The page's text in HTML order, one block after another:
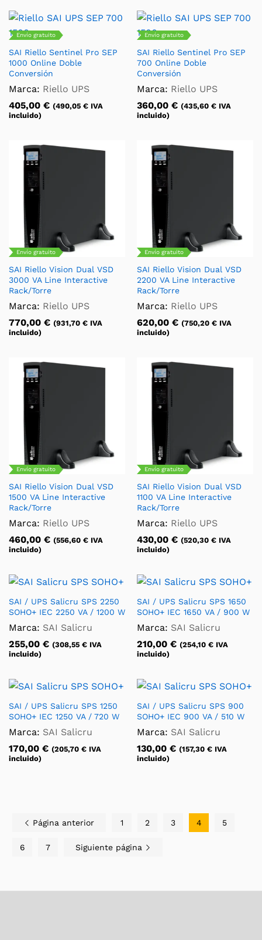
Envío gratuito
SAI Riello Sentinel Pro SEP
1000 Online Doble
Conversión
Marca: Riello UPS
405,00 € (490,05 € IVA
incluido)
Envío gratuito
SAI Riello Sentinel Pro SEP
700 Online Doble
Conversión
Marca: Riello UPS
360,00 € (435,60 € IVA
incluido)
Envío gratuito
SAI Riello Vision Dual VSD
3000 VA Line Interactive
Rack/Torre
Marca: Riello UPS
770,00 € (931,70 € IVA
incluido)
Envío gratuito
SAI Riello Vision Dual VSD
2200 VA Line Interactive
Rack/Torre
Marca: Riello UPS
620,00 € (750,20 € IVA
incluido)
Envío gratuito
SAI Riello Vision Dual VSD
1500 VA Line Interactive
Rack/Torre
Marca: Riello UPS
460,00 € (556,60 € IVA
incluido)
Envío gratuito
SAI Riello Vision Dual VSD
1100 VA Line Interactive
Rack/Torre
Marca: Riello UPS
430,00 € (520,30 € IVA
incluido)
SAI / UPS Salicru SPS 2250
SOHO+ IEC 2250 VA / 1200 W
Marca: SAI Salicru
255,00 € (308,55 € IVA
incluido)
SAI / UPS Salicru SPS 1650
SOHO+ IEC 1650 VA / 900 W
Marca: SAI Salicru
210,00 € (254,10 € IVA
incluido)
SAI / UPS Salicru SPS 1250
SOHO+ IEC 1250 VA / 720 W
Marca: SAI Salicru
170,00 € (205,70 € IVA
incluido)
SAI / UPS Salicru SPS 900
SOHO+ IEC 900 VA / 510 W
Marca: SAI Salicru
130,00 € (157,30 € IVA
incluido)
Página anterior 1 2 3 4 5
6 7 Siguiente página